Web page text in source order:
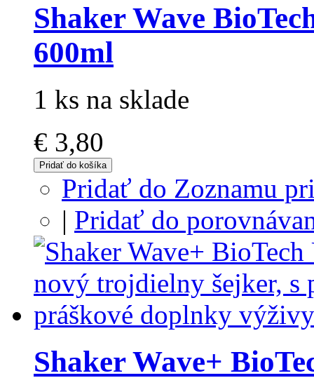
Shaker Wave
600ml
1 ks na sklade
€ 3,80
Pridať do košíka
Pridať do Zoznamu
| Pridať do
Shaker Wave+